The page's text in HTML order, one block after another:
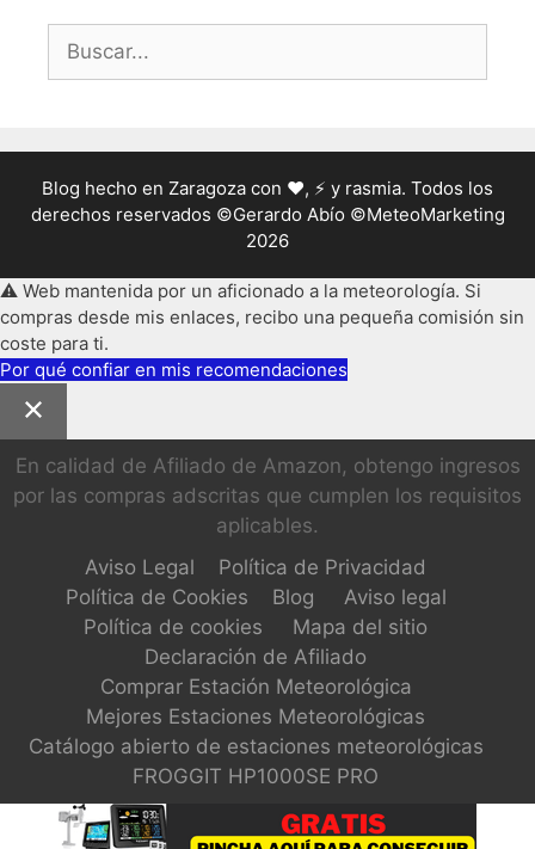
Buscar:
Blog hecho en Zaragoza con ❤️, ⚡ y rasmia. Todos los
derechos reservados ©Gerardo Abío ©MeteoMarketing
2026
⚠️ Web mantenida por un aficionado a la meteorología. Si
compras desde mis enlaces, recibo una pequeña comisión sin
coste para ti.
Por qué confiar en mis recomendaciones
En calidad de Afiliado de Amazon, obtengo ingresos
por las compras adscritas que cumplen los requisitos
aplicables.
Aviso Legal
Política de Privacidad
Política de Cookies
Blog
Aviso legal
Política de cookies
Mapa del sitio
Declaración de Afiliado
Comprar Estación Meteorológica
Mejores Estaciones Meteorológicas
Catálogo abierto de estaciones meteorológicas
FROGGIT HP1000SE PRO